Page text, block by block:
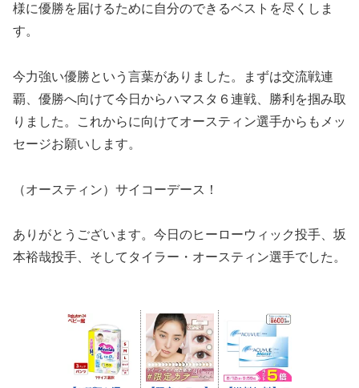
様に優勝を届けるために自分のできるベストを尽くしま
す。
今力強い優勝という言葉がありました。まずは交流戦連
覇、優勝へ向けて今日からハマスタ６連戦、勝利を掴み取
りました。これからに向けてオースティン選手からもメッ
セージお願いします。
（オースティン）サイコーデース！
ありがとうございます。今日のヒーローウィック投手、坂
本裕哉投手、そしてタイラー・オースティン選手でした。